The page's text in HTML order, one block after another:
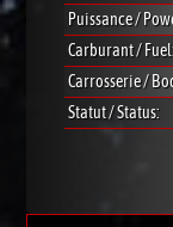
Puissance /
Carburant /
Carrosserie /
Statut / Status: